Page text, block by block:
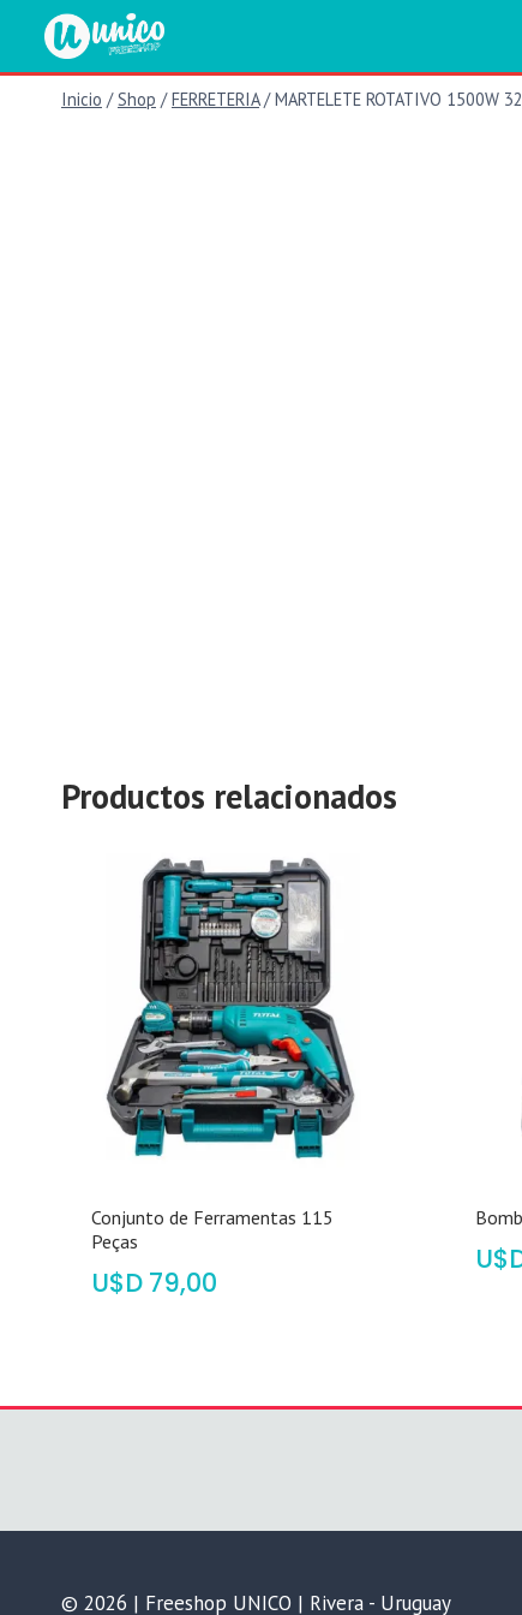
contenido
Inicio / Shop / FERRETERIA / MARTELETE ROTATIVO 1500W
Productos relacionados
Conjunto de Ferramentas 115
Peças
$ 79,00
$
© 2026 | Freeshop UNICO | Rivera - Uruguay